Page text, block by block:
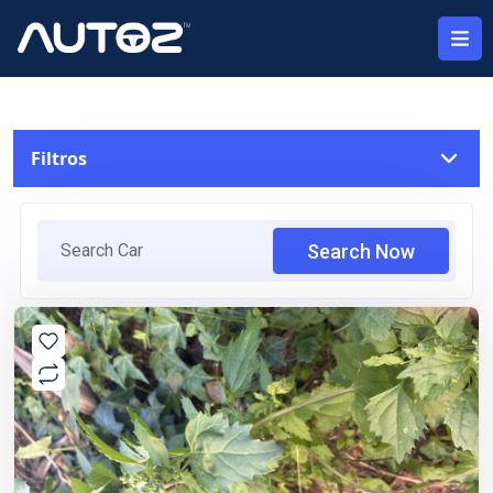
Filtros
Location
Select Brand
Buick
Search Now